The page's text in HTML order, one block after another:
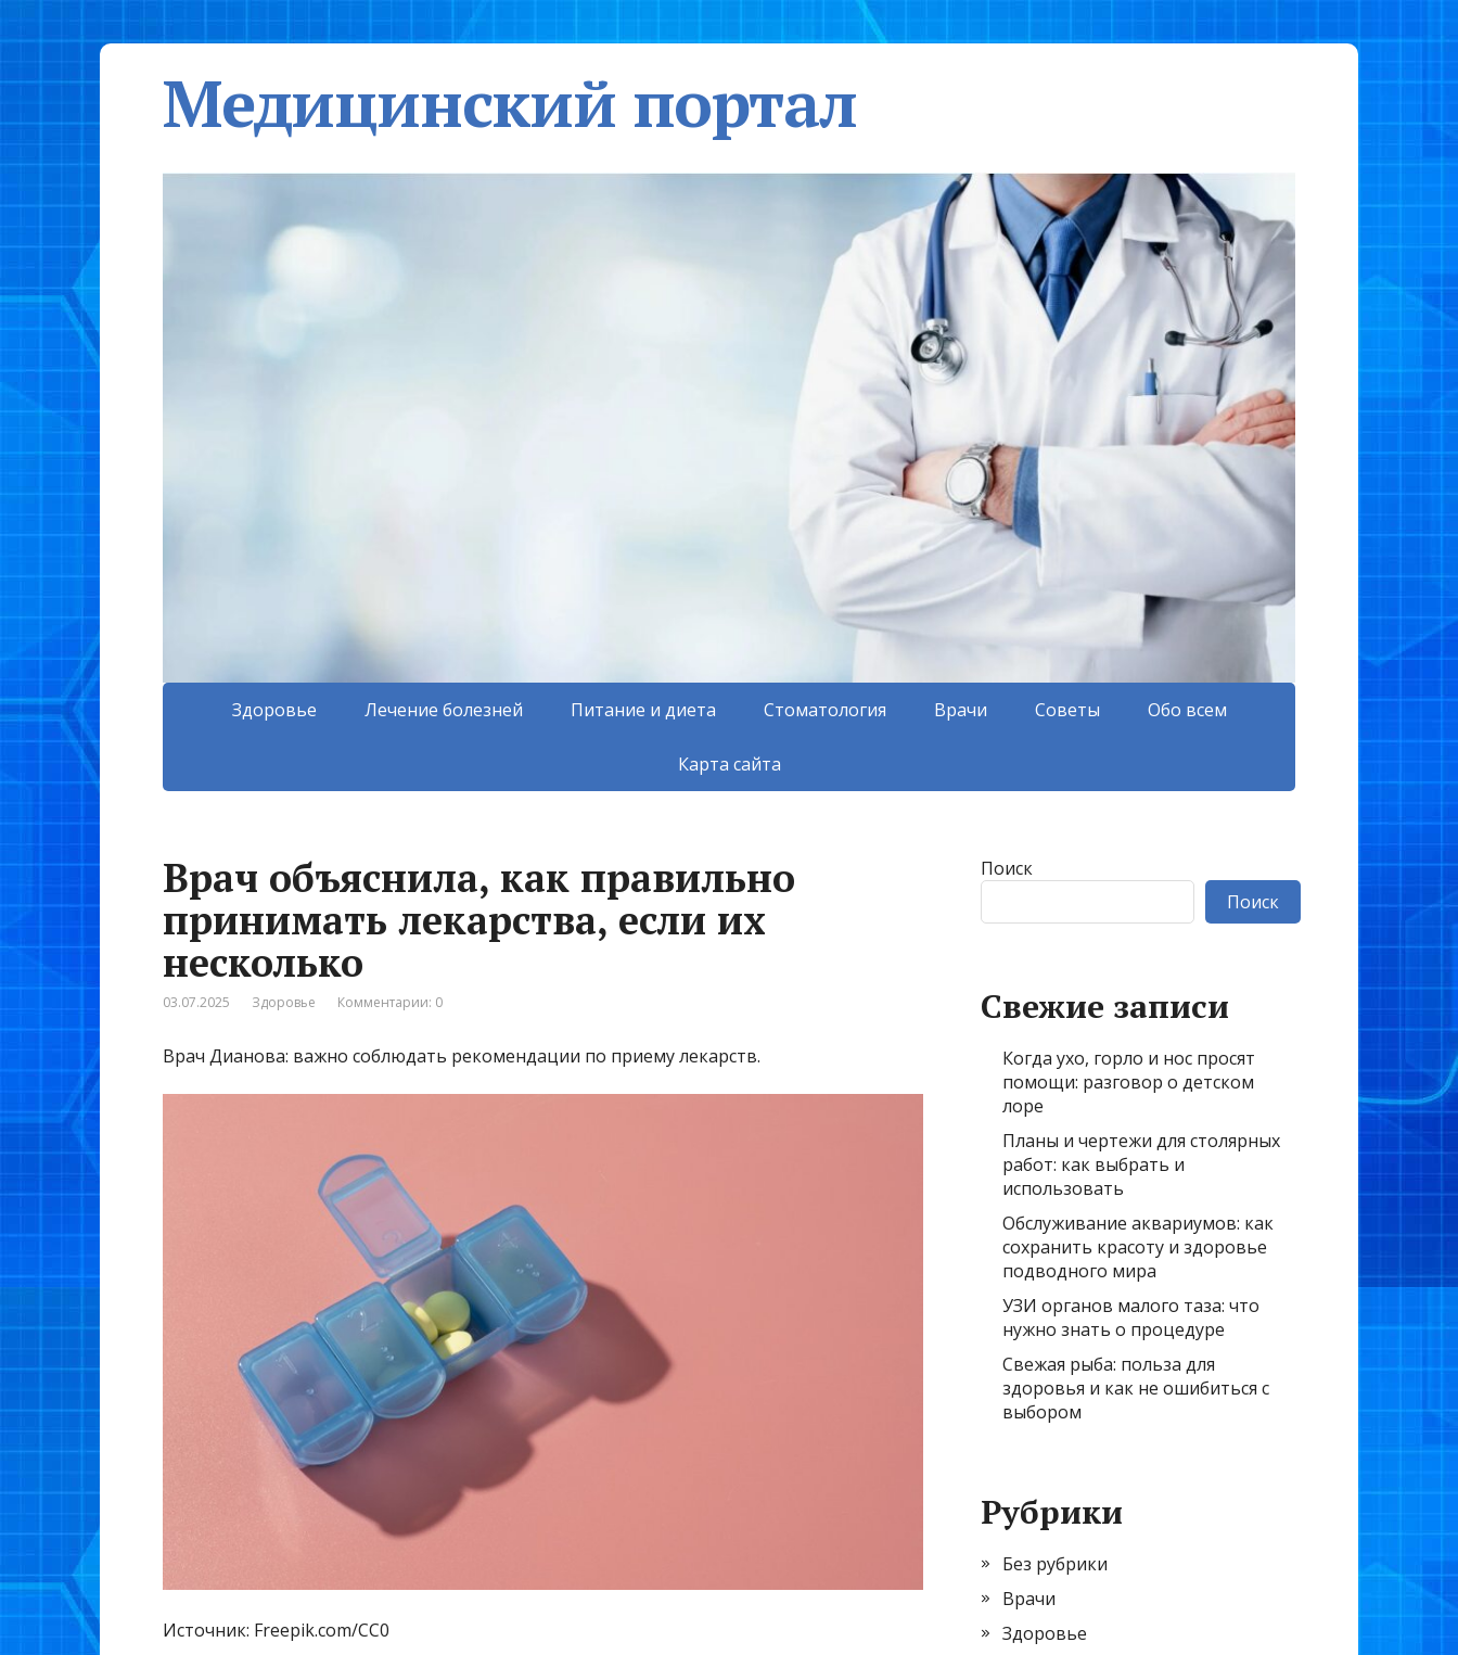
Медицинский портал
Здоровье Лечение болезней Питание и диета Стоматология Врачи Советы Обо всем
Карта сайта
Врач объяснила, как правильно
принимать лекарства, если их
несколько
03.07.2025 Здоровье Комментарии: 0
Врач Дианова: важно соблюдать рекомендации по приему лекарств.
Источник: Freepik.com/CC0
Поиск
Поиск
Свежие записи
Когда ухо, горло и нос просят
помощи: разговор о детском
лоре
Планы и чертежи для столярных
работ: как выбрать и
использовать
Обслуживание аквариумов: как
сохранить красоту и здоровье
подводного мира
УЗИ органов малого таза: что
нужно знать о процедуре
Свежая рыба: польза для
здоровья и как не ошибиться с
выбором
Рубрики
Без рубрики
Врачи
Здоровье